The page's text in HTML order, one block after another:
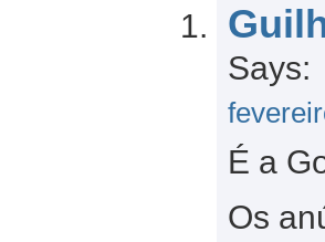
Says:
É a
Os